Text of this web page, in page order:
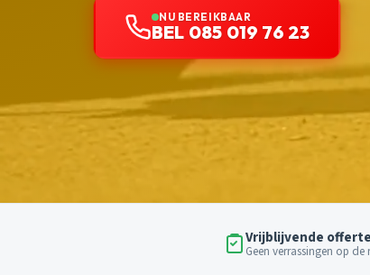
NU BEREIKBAAR
BEL 085 019 76 23
Vrijblijvende
Geen verrassingen op de